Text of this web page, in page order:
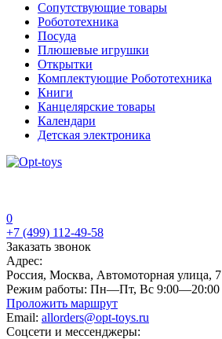
Сопутствующие товары
Робототехника
Посуда
Плюшевые игрушки
Открытки
Комплектующие Робототехника
Книги
Канцелярские товары
Календари
Детская электроника
0
+7 (499) 112-49-58
Заказать звонок
Адрес:
Россия, Москва, Автомоторная улица, 7
Режим работы: Пн—Пт, Вс 9:00—20:00
Проложить маршрут
Email: allorders@opt-toys.ru
Соцсети и мессенджеры: